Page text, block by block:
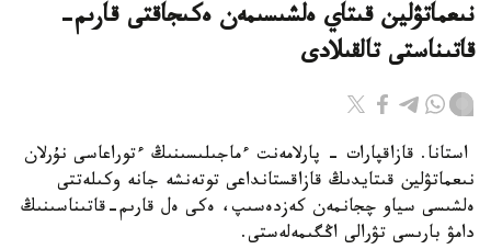
نىعماتۋلين قىتاي ەلشىسىمەن ەكىجاقتى قارىم-
قاتىناستى تالقىلادى
استانا. قازاقپارات - پارلامەنت ءماجىلىسىنىڭ ءتوراعاسى نۇرلان
نىعماتۋلين قىتايدىڭ قازاقستانداعى توتەنشە جانە وكىلەتتى
ەلشىسى سياو چجانمەن كەزدەسىپ، ەكى ەل قارىم-قاتىناسىنىڭ
دامۋ بارىسى تۋرالى اڭگىمەلەستى.